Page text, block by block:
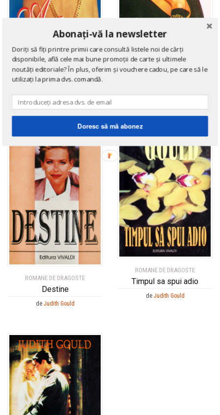
ROMANE DE DRAGOSTE
A doua dragoste
deJudith Gould
ROMANE DE DRAGOSTE
Al naibii de bogat!
ROMANE DE DRAGOSTE
Destine
de Judith Gould
ROMANE DE DRAGOSTE
Timpul sa spui adio
de Judith Gould
Abonați-vă la newsletter
Doriți să fiți printre primii care consultă listele noi de cărți
disponibile, află cele mai bune promoții de carte și ultimele
noutăți editoriale? În plus, oferim și vouchere cadou, pe care să le
utilizați la prima dvs. comandă.
Doresc să mă abonez